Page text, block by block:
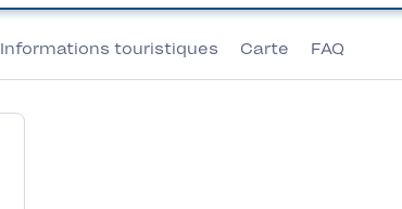
Informations touristiques Carte FAQ